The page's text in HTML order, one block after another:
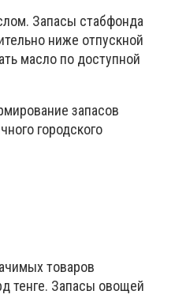
Запасы стабфонда
ниже отпускной
масло по доступной
запасов
городского
товаров
тенге. Запасы овощей